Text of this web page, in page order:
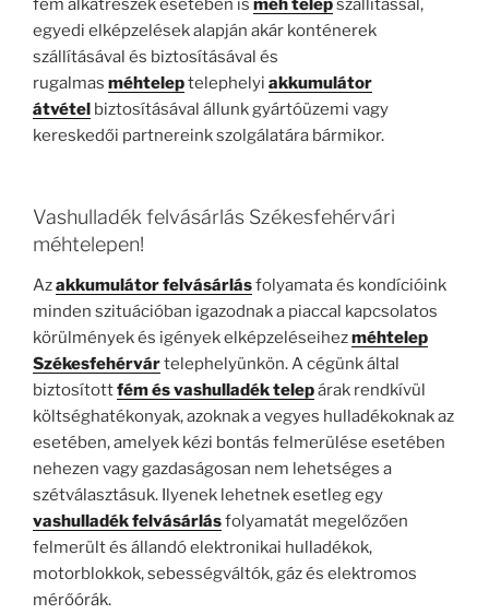
fém alkatrészek esetében is méh telepszállítással,
egyedi elképzelések alapján akár konténerek
szállításával és biztosításával és
rugalmas méhteleptelephelyi akkumulátor
átvétel biztosításával állunk gyártóüzemi vagy
kereskedői partnereink szolgálatára bármikor.
Vashulladék felvásárlás Székesfehérvári
méhtelepen!
Azakkumulátor felvásárlásfolyamata és kondícióink
minden szituációban igazodnak a piaccal kapcsolatos
körülmények és igények elképzeléseihezméhtelep
Székesfehérvártelephelyünkön. A cégünk által
biztosítottfém és vashulladéktelepárak rendkívül
költséghatékonyak, azoknak a vegyes hulladékoknak az
esetében, amelyek kézi bontás felmerülése esetében
nehezen vagy gazdaságosan nem lehetséges a
szétválasztásuk. Ilyenek lehetnek esetleg egy
vashulladék felvásárlásfolyamatát megelőzően
felmerült és állandó elektronikai hulladékok,
motorblokkok, sebességváltók, gáz és elektromos
mérőórák.